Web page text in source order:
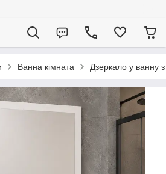
Ванна кімната Дзеркало у ванну